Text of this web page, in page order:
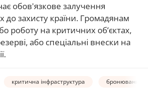
обов'язкове залучення
до захисту країни. Громадянам
роботу на критичних об’єктах,
або спеціальні внески на
критична інфраструктура бронювання